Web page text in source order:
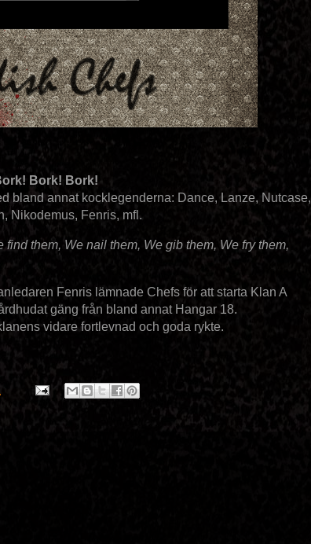
Bork! Bork!
bland annat kocklegenderna: Dance, Lanze, Nutcase,
Nikodemus, Fenris, mfl.
them, We nail them, We gib them, We fry them,
Fenris lämnade Chefs för att starta Klan A
gäng från bland annat Hangar 18.
vidare fortlevnad och goda rykte.